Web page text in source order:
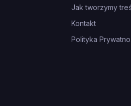
Jak tworzymy
Kontakt
Polityka